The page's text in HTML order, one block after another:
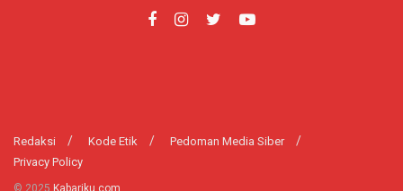
Redaksi Kode Etik
Pedoman Media Siber
Privacy Policy